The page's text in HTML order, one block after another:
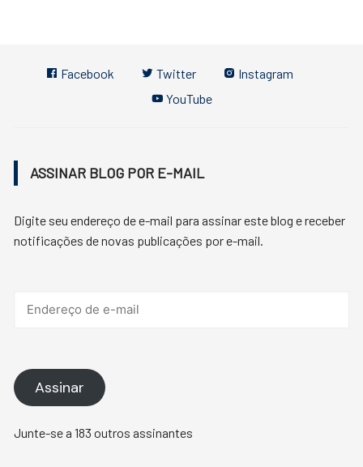
Facebook Twitter
Instagram
YouTube
ASSINAR BLOG POR E-MAIL
Digite seu endereço de e-mail para assinar este blog e receber
notificações de novas publicações por e-mail.
Assinar
Junte-se a 183 outros assinantes